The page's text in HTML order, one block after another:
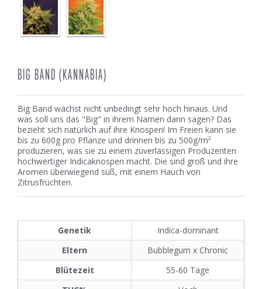
BIG BAND (KANNABIA)
Big Band wächst nicht unbedingt sehr hoch hinaus. Und
was soll uns das "Big" in ihrem Namen dann sagen? Das
bezieht sich natürlich auf ihre Knospen! Im Freien kann sie
bis zu 600g pro Pflanze und drinnen bis zu 500g/m²
produzieren, was sie zu einem zuverlässigen Produzenten
hochwertiger Indicaknospen macht. Die sind groß und ihre
Aromen überwiegend süß, mit einem Hauch von
Zitrusfrüchten.
Genetik
Indica-dominant
Eltern
Bubblegum x Chronic
Blütezeit
55-60 Tage